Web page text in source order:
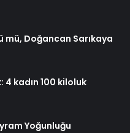
mü, Doğancan Sarıkaya
4 kadın 100 kiloluk
Yoğunluğu